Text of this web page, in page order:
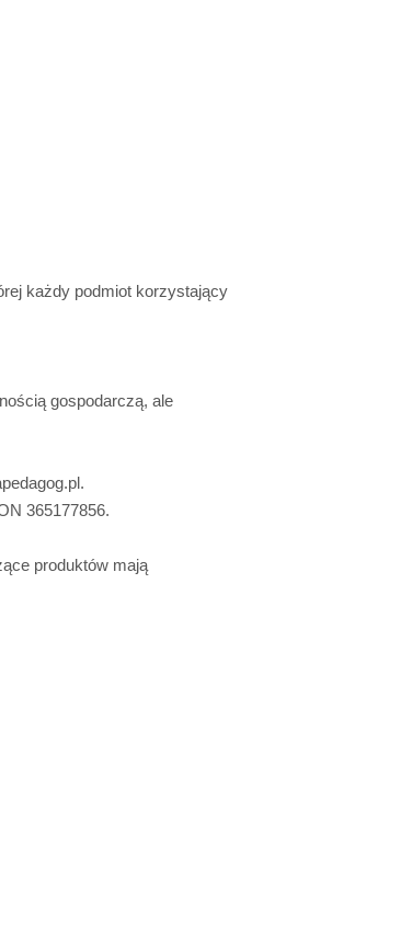
każdy podmiot korzystający
gospodarczą, ale
365177856.
produktów mają